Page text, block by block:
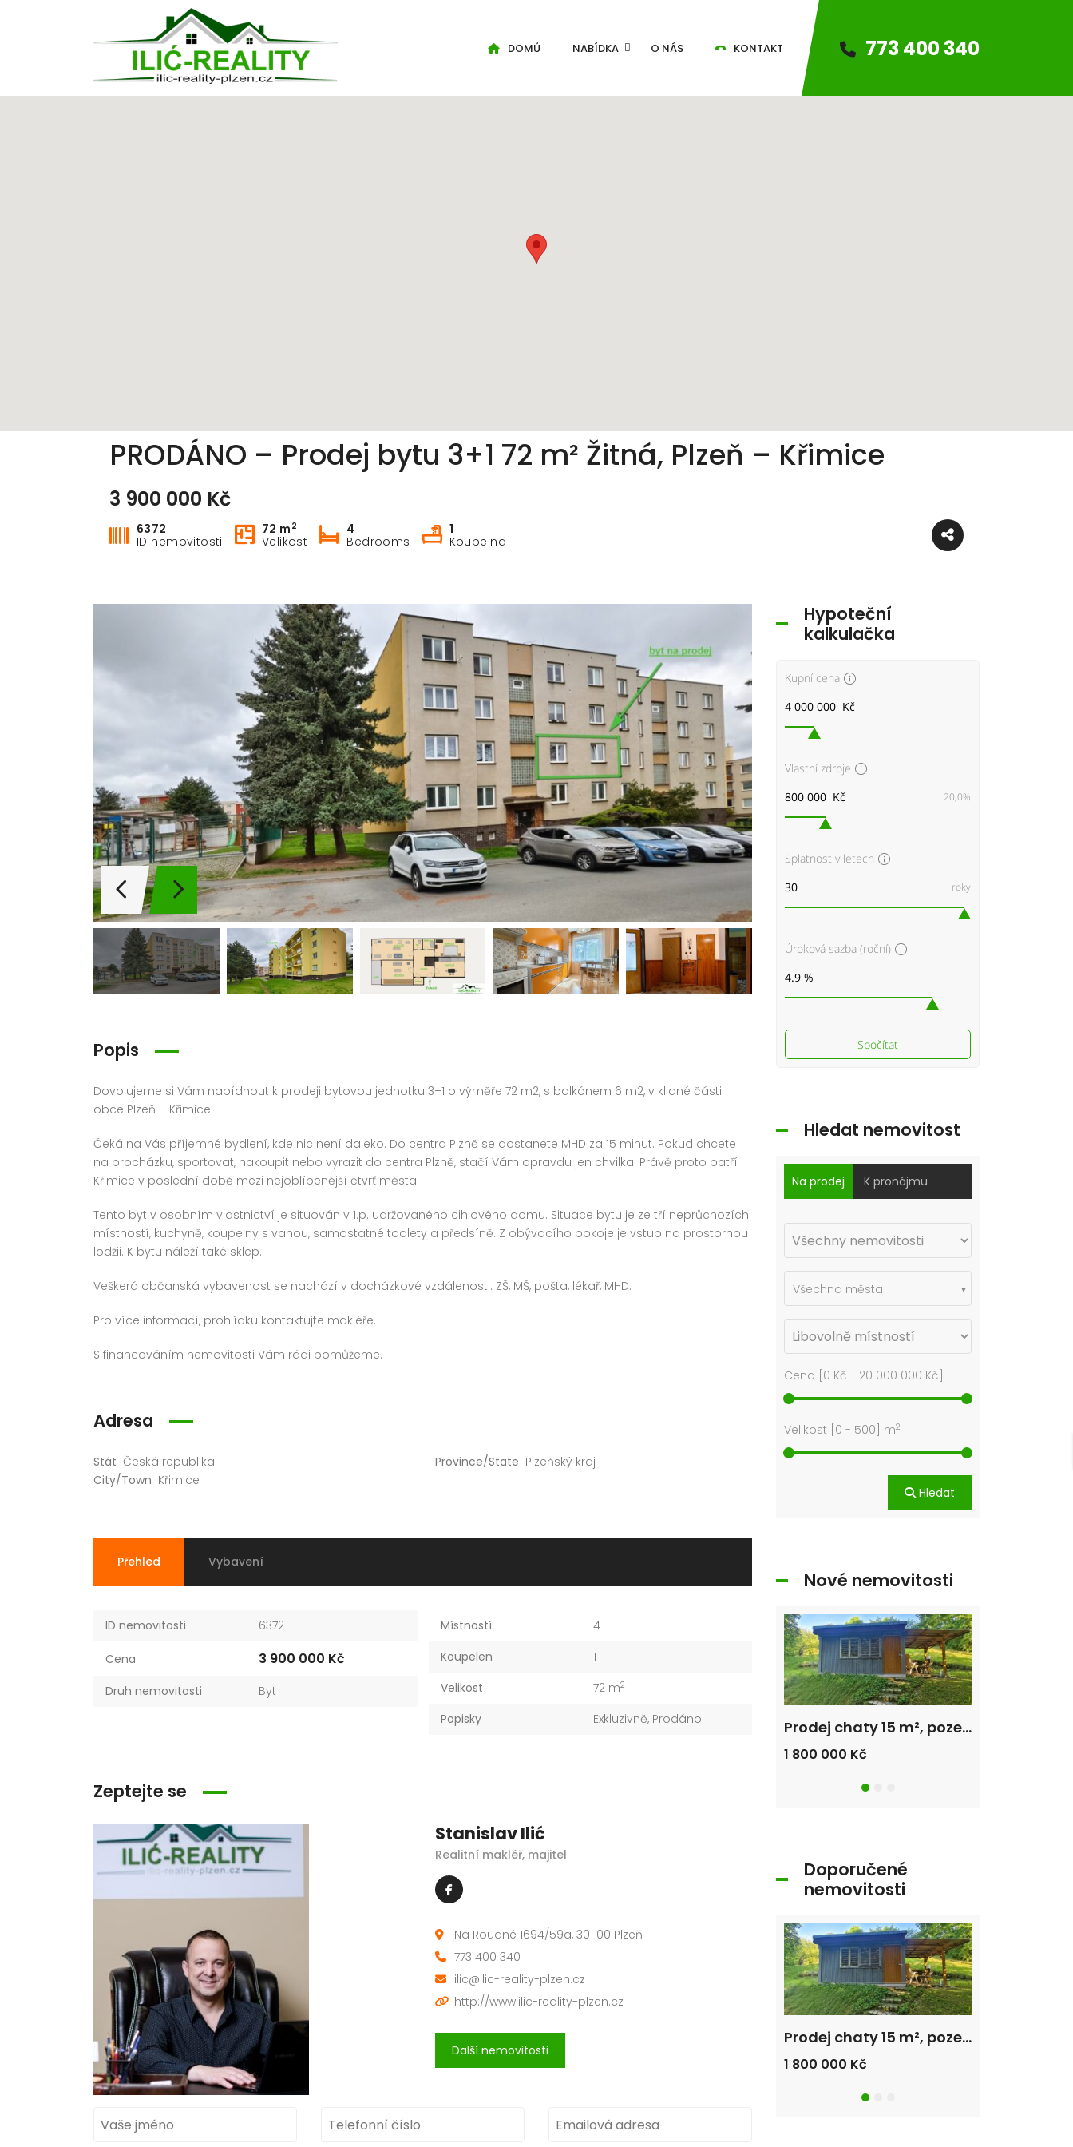
DOMŮ NABÍDKA O NÁS KONTAKT 773 400 340
PRODÁNO – Prodej bytu 3+1 72 m² Žitná, Plzeň – Křimice
3 900 000 Kč
6372
ID nemovitosti
72 m 2
Velikost
4
Bedrooms
1
Koupelna
Popis
Dovolujeme si Vám nabídnout k prodeji bytovou jednotku 3+1 o výměře 72 m2, s balkónem 6 m2, v klidné části
obce Plzeň – Křimice.
Čeká na Vás příjemné bydlení, kde nic není daleko. Do centra Plzně se dostanete MHD za 15 minut. Pokud chcete
na procházku, sportovat, nakoupit nebo vyrazit do centra Plzně, stačí Vám opravdu jen chvilka. Právě proto patří
Křimice v poslední době mezi nejoblíbenější čtvrť města.
Tento byt v osobním vlastnictví je situován v 1.p. udržovaného cihlového domu. Situace bytu je ze tří neprůchozích
místností, kuchyně, koupelny s vanou, samostatné toalety a předsíně. Z obývacího pokoje je vstup na prostornou
lodžii. K bytu náleží také sklep.
Veškerá občanská vybavenost se nachází v docházkové vzdálenosti: ZŠ, MŠ, pošta, lékař, MHD.
Pro více informací, prohlídku kontaktujte makléře.
S financováním nemovitosti Vám rádi pomůžeme.
Adresa
Stát Česká republika Province/State Plzeňský kraj
City/Town Křimice
Přehled Vybavení
ID nemovitosti 6372
Cena 3 900 000 Kč
Druh nemovitosti Byt
Místností
4
Koupelen
1
Velikost
72 m2
Popisky Exkluzivně, Prodáno
Zeptejte se
Stanislav Ilić
Realitní makléř, majitel
Na Roudné 1694/59a, 301 00 Plzeň
773 400 340
ilic@ilic-reality-plzen.cz
http://www.ilic-reality-plzen.cz
Další nemovitosti
Hypoteční
kalkulačka
Kupní cena
Vlastní zdroje
20,0%
Splatnost v letech
roky
Úroková sazba (roční)
Spočítat
Hledat nemovitost
Na prodej K pronájmu
Všechna města
Cena [ 0 Kč - 20 000 000 Kč
Velikost [ 0 - 500 ] m2
Hledat
Nové nemovitosti
Prodej chaty 15 m², pozemek 1212 m² Plzeň – Koterov
1 800 000 Kč
Doporučené
nemovitosti
6 500 000 Kč
Prodej chaty 15 m², pozemek 1212 m² Plzeň – Koterov
1 800 000 Kč